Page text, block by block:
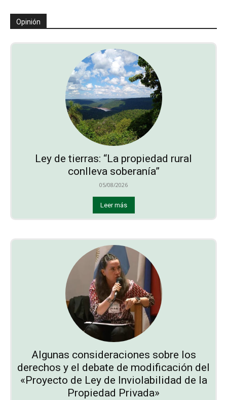
Opinión
Ley de tierras: “La propiedad rural
conlleva soberanía”
05/08/2026
Leer más
Algunas consideraciones sobre los
derechos y el debate de modificación del
«Proyecto de Ley de Inviolabilidad de la
Propiedad Privada»